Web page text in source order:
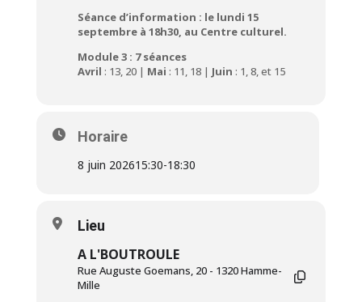
Séance d’information : le lundi 15
septembre à 18h30, au Centre culturel.
Module 3 : 7 séances
Avril : 13, 20 | Mai : 11, 18 | Juin : 1, 8, et 15
Horaire
8 juin 202615:30-18:30
Lieu
A L'BOUTROULE
Rue Auguste Goemans, 20 - 1320 Hamme-
Mille